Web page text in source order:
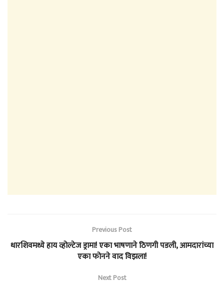
Previous Post
धारशिवमध्ये हाय व्होल्टेज ड्रामा! एका भाषणाने ठिणगी पडली, आमदारांच्या
एका फोनने वाद विझला!
Next Post